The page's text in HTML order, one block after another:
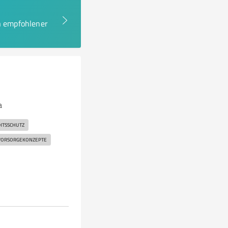
empfohlener